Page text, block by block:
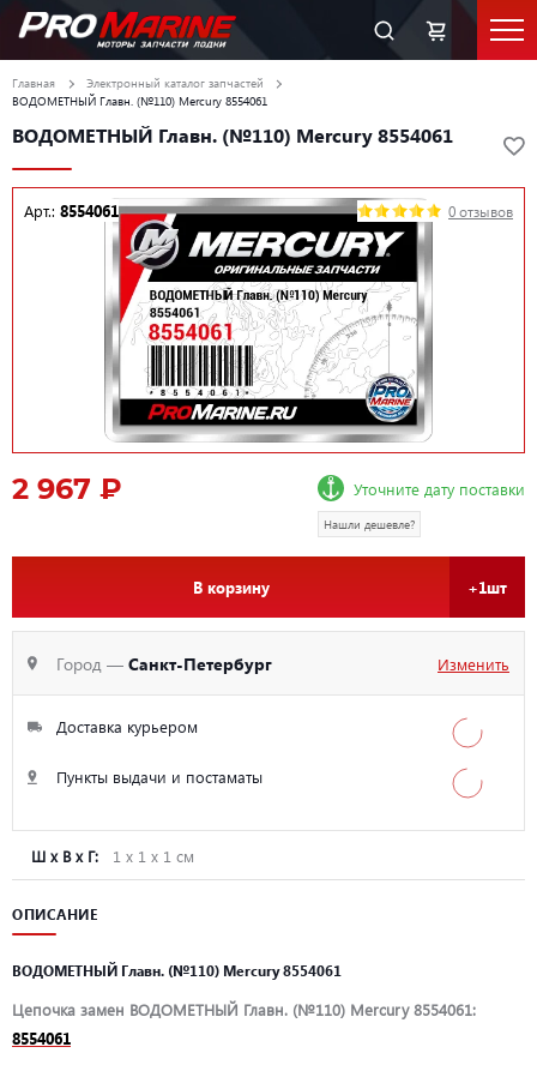
Главная
Электронный каталог запчастей
ВОДОМЕТНЫЙ Главн. (№110) Mercury 8554061
ВОДОМЕТНЫЙ Главн. (№110) Mercury 8554061
Арт.: 8554061 0 отзывов
2 967 ₽ Уточните дату поставки
Нашли дешевле?
В корзину +1шт
Город — Санкт-Петербург Изменить
Доставка курьером
Пункты выдачи и постаматы
Ш х В х Г: 1 х 1 х 1 см
ОПИСАНИЕ
ВОДОМЕТНЫЙ Главн. (№110) Mercury 8554061
Цепочка замен ВОДОМЕТНЫЙ Главн. (№110) Mercury 8554061:
8554061